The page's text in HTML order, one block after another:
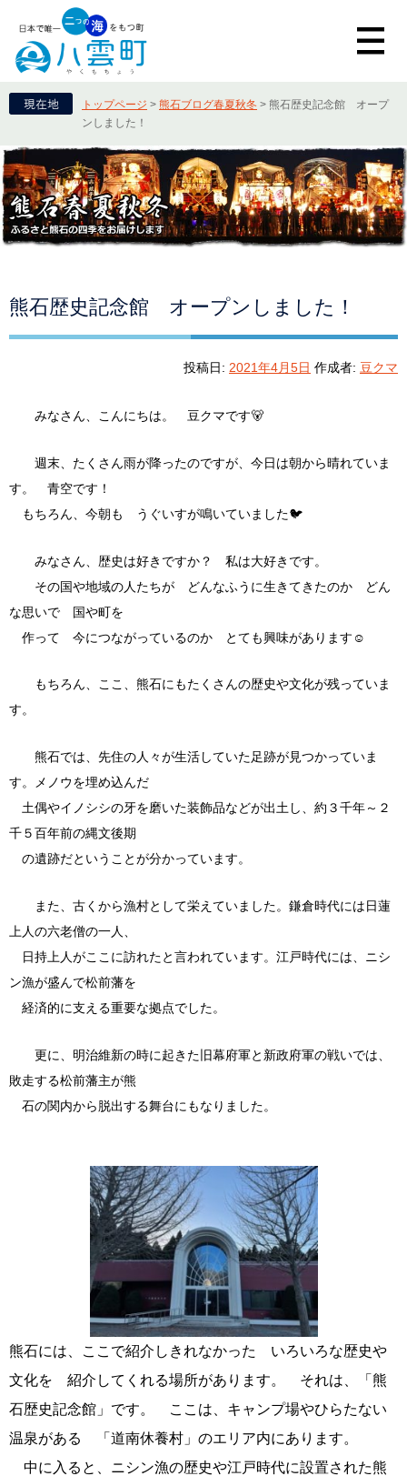
トップページ > 熊石ブログ春夏秋冬 > 熊石歴史記念館 オープ
ンしました！
熊石歴史記念館 オープンしました！
投稿日: 2021年4月5日 作成者: 豆クマ
みなさん、こんにちは。 豆クマです🐻
週末、たくさん雨が降ったのですが、今日は朝から晴れていま
す。 青空です！
もちろん、今朝も うぐいすが鳴いていました🐦
みなさん、歴史は好きですか？ 私は大好きです。
その国や地域の人たちが どんなふうに生きてきたのか どん
な思いで 国や町を
作って 今につながっているのか とても興味があります☺
もちろん、ここ、熊石にもたくさんの歴史や文化が残っていま
す。
熊石では、先住の人々が生活していた足跡が見つかっていま
す。メノウを埋め込んだ
土偶やイノシシの牙を磨いた装飾品などが出土し、約３千年～２
千５百年前の縄文後期
の遺跡だということが分かっています。
また、古くから漁村として栄えていました。鎌倉時代には日蓮
上人の六老僧の一人、
日持上人がここに訪れたと言われています。江戸時代には、ニシ
ン漁が盛んで松前藩を
経済的に支える重要な拠点でした。
更に、明治維新の時に起きた旧幕府軍と新政府軍の戦いでは、
敗走する松前藩主が熊
石の関内から脱出する舞台にもなりました。
熊石には、ここで紹介しきれなかった いろいろな歴史や
文化を 紹介してくれる場所があります。 それは、「熊
石歴史記念館」です。 ここは、キャンプ場やひらたない
温泉がある 「道南休養村」のエリア内にあります。
中に入ると、ニシン漁の歴史や江戸時代に設置された熊